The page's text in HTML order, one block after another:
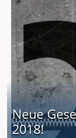
Neue
2018!